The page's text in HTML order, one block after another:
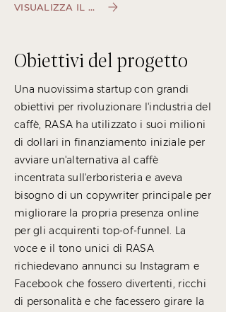
VISUALIZZA IL SITO
Obiettivi del progetto
Una nuovissima startup con grandi
obiettivi per rivoluzionare l'industria del
caffè, RASA ha utilizzato i suoi milioni
di dollari in finanziamento iniziale per
avviare un'alternativa al caffè
incentrata sull'erboristeria e aveva
bisogno di un copywriter principale per
migliorare la propria presenza online
per gli acquirenti top-of-funnel. La
voce e il tono unici di RASA
richiedevano annunci su Instagram e
Facebook che fossero divertenti, ricchi
di personalità e che facessero girare la